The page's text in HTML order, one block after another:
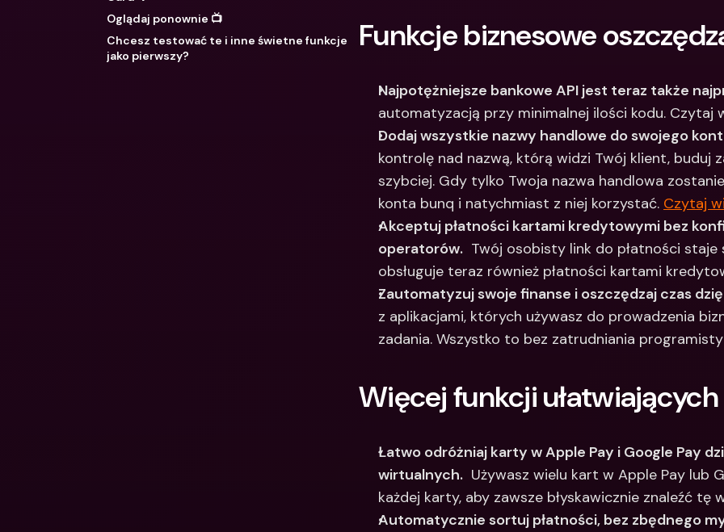
Oglądaj ponownie 📺
Chcesz testować te i inne świetne funkcje
jako pierwszy?
Funkcje biznesowe
Najpotężniejsze bankowe API jest teraz także
automatyzacją przy minimalnej ilości kodu. Czytaj
Dodaj wszystkie nazwy handlowe do swojego
kontrolę nad nazwą, którą widzi Twój klient, buduj
szybciej. Gdy tylko Twoja nazwa handlowa
konta bunq i natychmiast z niej korzystać. Czytaj
Akceptuj płatności kartami kredytowymi bez
operatorów.
Twój osobisty link do płatności
obsługuje teraz również płatności kartami
Zautomatyzuj swoje finanse i oszczędzaj czas
z aplikacjami, których używasz do prowadzenia
zadania. Wszystko to bez zatrudniania
Więcej funkcji ułatwiających
Łatwo odróżniaj karty w Apple Pay i Google Pay
wirtualnych.
Używasz wielu kart w Apple Pay lub
każdej karty, aby zawsze błyskawicznie znaleźć tę
Automatycznie sortuj płatności, bez zbędnego